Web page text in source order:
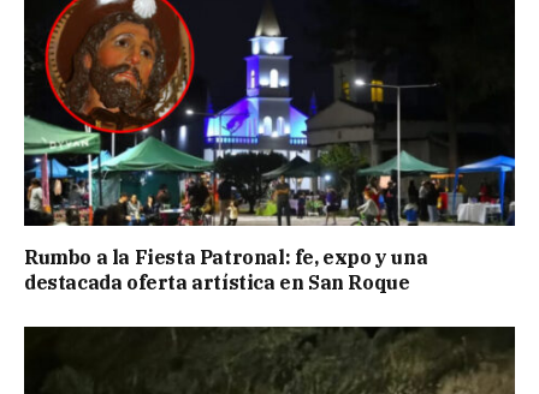
Rumbo a la Fiesta Patronal: fe, expo y una
destacada oferta artística en San Roque